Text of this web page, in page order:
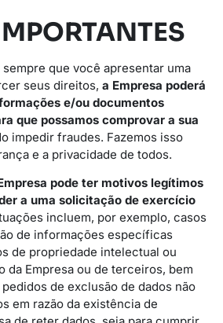
sempre que você apresentar uma
seus direitos, a Empresa poderá
e/ou documentos
que possamos comprovar a sua
impedir fraudes. Fazemos isso
e a privacidade de todos.
pode ter motivos legítimos
a uma solicitação de exercício
incluem, por exemplo, casos
de informações específicas
de propriedade intelectual ou
da Empresa ou de terceiros, bem
de exclusão de dados não
em razão da existência de